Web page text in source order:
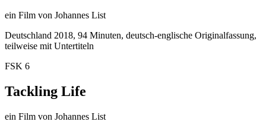
ein Film von Johannes List
Deutschland 2018, 94 Minuten, deutsch-englische Originalfassung,
teilweise mit Untertiteln
FSK 6
Tackling Life
ein Film von Johannes List